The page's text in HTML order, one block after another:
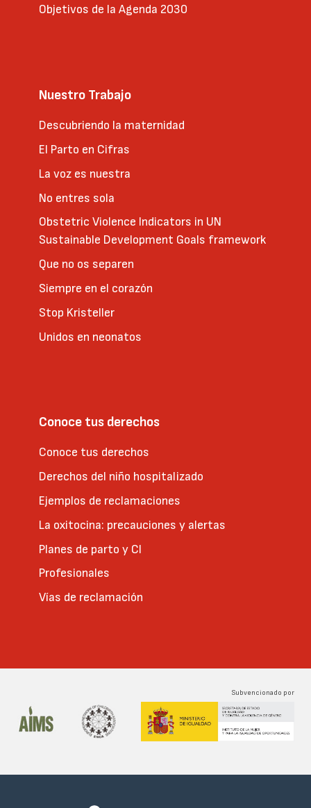
Objetivos de la Agenda 2030
Nuestro Trabajo
Descubriendo la maternidad
El Parto en Cifras
La voz es nuestra
No entres sola
Obstetric Violence Indicators in UN
Sustainable Development Goals framework
Que no os separen
Siempre en el corazón
Stop Kristeller
Unidos en neonatos
Conoce tus derechos
Conoce tus derechos
Derechos del niño hospitalizado
Ejemplos de reclamaciones
La oxitocina: precauciones y alertas
Planes de parto y CI
Profesionales
Vías de reclamación
Subvencionado por